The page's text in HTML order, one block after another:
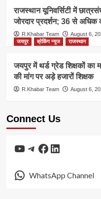
राजस्थान यूनिवर्सिटी में
जोरदार प्रदर्शन; 36 से अधिक
R.Khabar Team
August 6,
जयपुर
ब्रेकिंग न्यूज राजस्थान
जयपुर में थर्ड ग्रेड शिक्षकों का
की मांग पर अड़े हजारों शिक्षक
R.Khabar Team August 6,
Connect Us
YouTube
Telegram
Facebook
LinkedIn
WhatsApp Channel